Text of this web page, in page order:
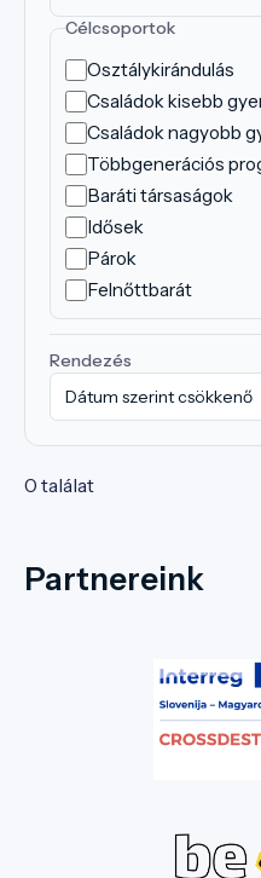
Célcsoportok
Osztálykirándulás
Családok kisebb
Családok nagyobb
Többgenerációs
Baráti társaságok
Idősek
Párok
Felnőttbarát
Rendezés
0 találat
Partnereink